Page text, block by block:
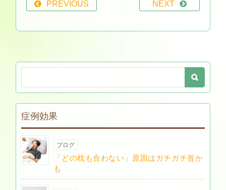
PREVIOUS NEXT
症例効果
ブログ
「どの枕も合わない」原因はガチガチ首か
も